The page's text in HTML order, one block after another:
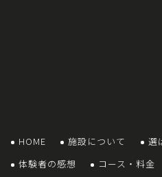
HOME 施設について
選
体験者の感想
コース・料金